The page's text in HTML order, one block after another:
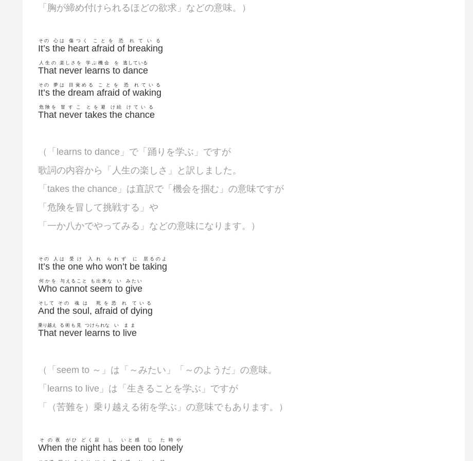
「胸が締め付けられるほどの欲求」などの意味。）
It’s
その
the
心は
heart
傷つく
afraid
ことを
of
恐
breaking
れている
That
人生の
never
楽しさを
learns
学ぶ機会
to
を
dance
逃している
It’s
その
the
夢は
dream
目覚める
afraid
ことを
of
恐
waking
れている
That
危険を
never
冒すこ
takes
とを避
the
け続
chance
けている
（「learns to dance」で「踊りを学ぶ」ですが
歌詞の内容から「人生の楽しさ」と訳しました。
「takes the chance」は直訳で「機会を掴む」の意味ですが
「危険を冒して挑戦する」や
「一か八かでやってみる」などの意味になります。）
It’s
その
the
人は
one
受け
who
入れ
won’t
られず
be
に
taking
居るのよ
Who
何かを
cannot
与えること
seem
も出来な
to
い
give
みたい
And
そして
the
その
soul
魂は
, afraid
死を恐
of
れ
dying
ている
That
乗り越え
never
る術も見
learns
つけられな
to
い
live
まま
（「seem to ～」は「～みたい」「～のようだ」の意味。
「learns to live」は「生きることを学ぶ」ですが
「（苦難を）乗り越える術を学ぶ」の意味でもあります。）
When
その夜
the
がひ
night
どく寂
has
し
been
いと感
too
じ
lonely
た時や